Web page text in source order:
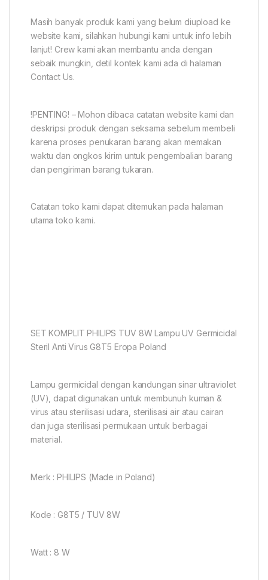
Masih banyak produk kami yang belum diupload ke
website kami, silahkan hubungi kami untuk info lebih
lanjut! Crew kami akan membantu anda dengan
sebaik mungkin, detil kontek kami ada di halaman
Contact Us.
!PENTING! – Mohon dibaca catatan website kami dan
deskripsi produk dengan seksama sebelum membeli
karena proses penukaran barang akan memakan
waktu dan ongkos kirim untuk pengembalian barang
dan pengiriman barang tukaran.
Catatan toko kami dapat ditemukan pada halaman
utama toko kami.
SET KOMPLIT PHILIPS TUV 8W Lampu UV Germicidal
Steril Anti Virus G8T5 Eropa Poland
Lampu germicidal dengan kandungan sinar ultraviolet
(UV), dapat digunakan untuk membunuh kuman &
virus atau sterilisasi udara, sterilisasi air atau cairan
dan juga sterilisasi permukaan untuk berbagai
material.
Merk : PHILIPS (Made in Poland)
Kode : G8T5 / TUV 8W
Watt : 8 W